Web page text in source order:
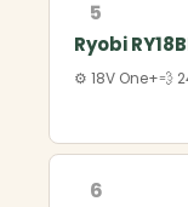
5
Ryobi
⚙️ 18V One+💨
6